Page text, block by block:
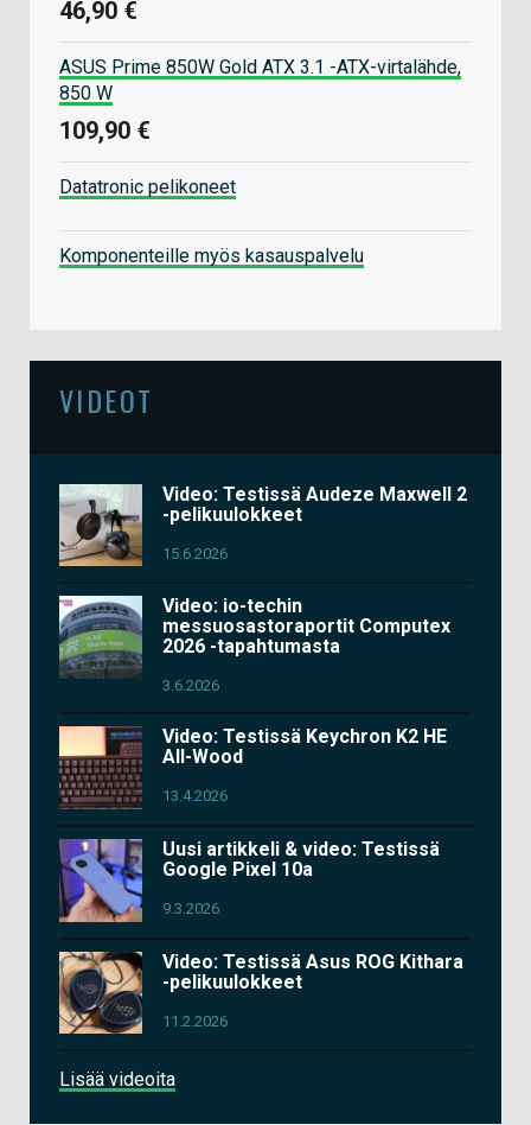
46,90 €
ASUS Prime 850W Gold ATX 3.1 -ATX-virtalähde,
850 W
109,90 €
Datatronic pelikoneet
Komponenteille myös kasauspalvelu
VIDEOT
Video: Testissä Audeze Maxwell 2
-pelikuulokkeet
15.6.2026
Video: io-techin
messuosastoraportit Computex
2026 -tapahtumasta
3.6.2026
Video: Testissä Keychron K2 HE
All-Wood
13.4.2026
Uusi artikkeli & video: Testissä
Google Pixel 10a
9.3.2026
Video: Testissä Asus ROG Kithara
-pelikuulokkeet
11.2.2026
Lisää videoita